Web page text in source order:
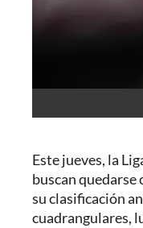
Este jueves, la
buscan quedarse
su clasificación
cuadrangulares,